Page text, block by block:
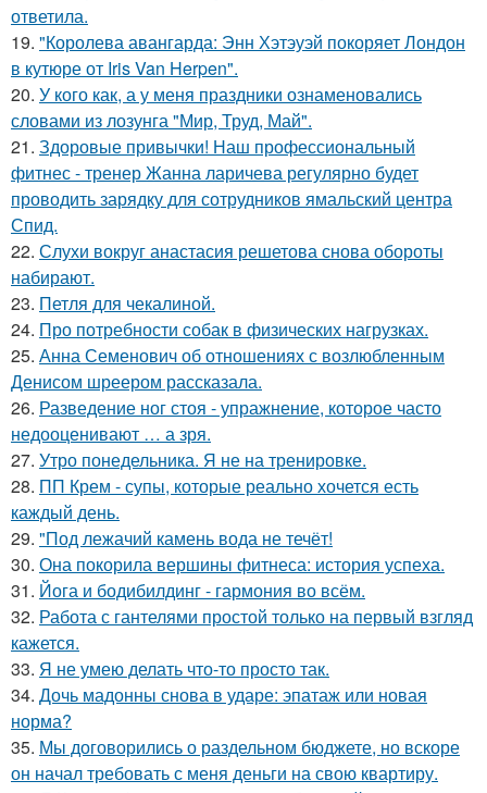
ответила.
19. "Королева авангарда: Энн Хэтэуэй покоряет Лондон
в кутюре от Iris Van Herpen".
20. У кого как, а у меня праздники ознаменовались
словами из лозунга "Мир, Труд, Май".
21. Здоровые привычки! Наш профессиональный
фитнес - тренер Жанна ларичева регулярно будет
проводить зарядку для сотрудников ямальский центра
Спид.
22. Слухи вокруг анастасия решетова снова обороты
набирают.
23. Петля для чекалиной.
24. Про потребности собак в физических нагрузках.
25. Анна Семенович об отношениях с возлюбленным
Денисом шреером рассказала.
26. Разведение ног стоя - упражнение, которое часто
недооценивают … а зря.
27. Утро понедельника. Я не на тренировке.
28. ПП Крем - супы, которые реально хочется есть
каждый день.
29. "Под лежачий камень вода не течёт!
30. Она покорила вершины фитнеса: история успеха.
31. Йога и бодибилдинг - гармония во всём.
32. Работа с гантелями простой только на первый взгляд
кажется.
33. Я не умею делать что-то просто так.
34. Дочь мадонны снова в ударе: эпатаж или новая
норма?
35. Мы договорились о раздельном бюджете, но вскоре
он начал требовать с меня деньги на свою квартиру.